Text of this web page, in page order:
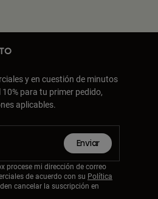
y en cuestión de minutos
para tu primer pedido,
aplicables.
Enviar
procese mi dirección de correo
de acuerdo con su Política
cancelar la suscripción en